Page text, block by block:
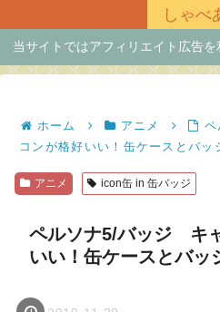
しゃべ
当サイトではアフィリエイト広告
ホーム アニメ
コンが格好いい！缶ケースとバッ
アニメ icon缶 in 缶バッジ
ペルソナ5/バッジ キ
いい！缶ケースとバッ